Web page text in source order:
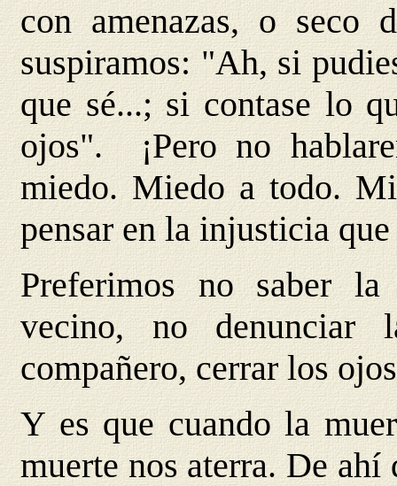
con amenazas, o seco
suspiramos: "Ah, si
que sé...; si contase lo
ojos". ¡Pero no
miedo. Miedo a todo.
pensar en la injusticia
Preferimos no saber
vecino, no
compañero, cerrar los
Y es que cuando la
muerte nos aterra. De